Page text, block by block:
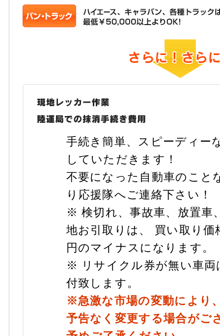
手続き簡単、スピーディー
していただきます！
不要になった自動車のこと
り応援隊へご連絡下さい！
※ 検切れ、事故車、放置車
地お引取りは、 買い取り
円のマイナスになります。
※ リサイクル券が無い車両
付致します。
※急激な市場の変動により
予告なく変更する場合がご